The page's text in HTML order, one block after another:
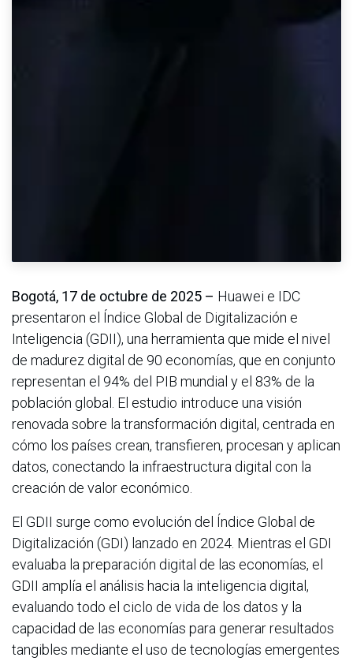
Bogotá, 17 de octubre de 2025 – Huawei e IDC
presentaron el Índice Global de Digitalización e
Inteligencia (GDII), una herramienta que mide el nivel
de madurez digital de 90 economías, que en conjunto
representan el 94% del PIB mundial y el 83% de la
población global. El estudio introduce una visión
renovada sobre la transformación digital, centrada en
cómo los países crean, transfieren, procesan y aplican
datos, conectando la infraestructura digital con la
creación de valor económico.
El GDII surge como evolución del Índice Global de
Digitalización (GDI) lanzado en 2024. Mientras el GDI
evaluaba la preparación digital de las economías, el
GDII amplía el análisis hacia la inteligencia digital,
evaluando todo el ciclo de vida de los datos y la
capacidad de las economías para generar resultados
tangibles mediante el uso de tecnologías emergentes